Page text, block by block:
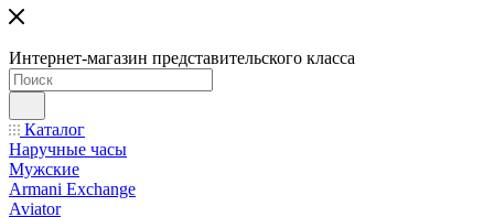
Интернет-магазин представительского класса
Каталог
Наручные часы
Мужские
Armani Exchange
Aviator